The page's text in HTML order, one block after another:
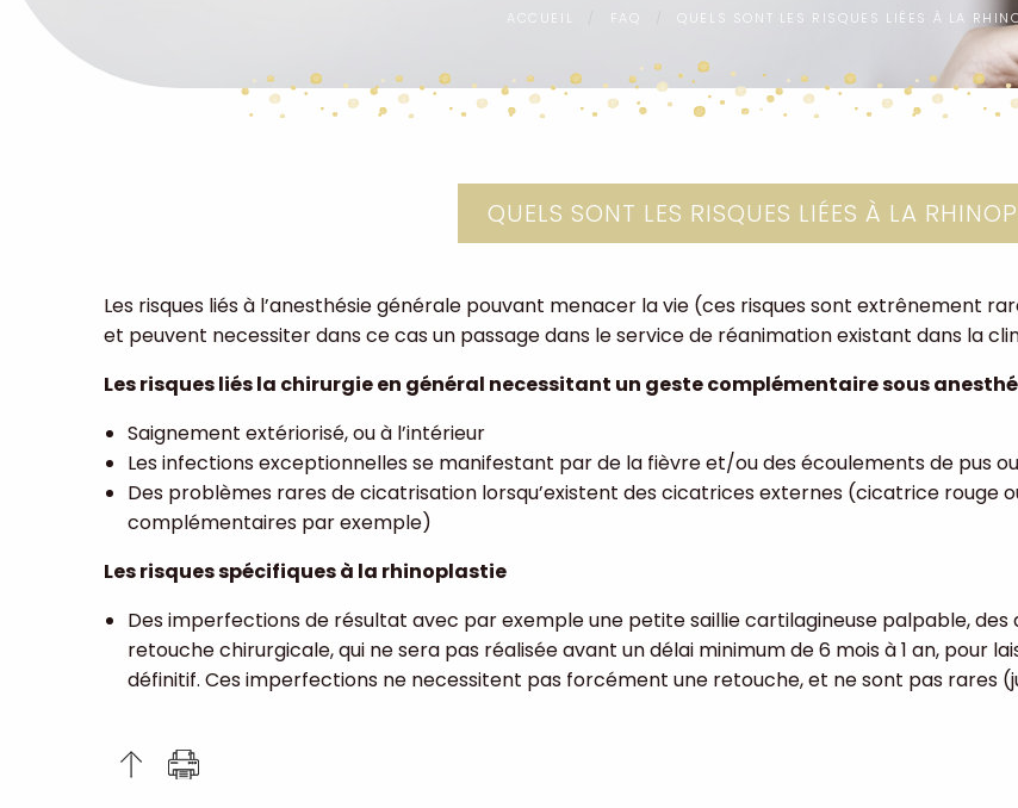
ACCUEIL FAQ QUELS SONT LES RISQUES LIÉES À LA
QUELS SONT LES RISQUES LIÉES À LA
Les risques liés à l’anesthésie générale pouvant menacer la vie (ces risques sont extrênement
et peuvent necessiter dans ce cas un passage dans le service de réanimation existant dans la
Les risques liés la chirurgie en général necessitant un geste complémentaire sous
Saignement extériorisé, ou à l’intérieur
Les infections exceptionnelles se manifestant par de la fièvre et/ou des écoulements de pus
Des problèmes rares de cicatrisation lorsqu’existent des cicatrices externes (cicatrice rouge
complémentaires par exemple)
Les risques spécifiques à la rhinoplastie
Des imperfections de résultat avec par exemple une petite saillie cartilagineuse palpable,
retouche chirurgicale, qui ne sera pas réalisée avant un délai minimum de 6 mois à 1 an, pour
définitif. Ces imperfections ne necessitent pas forcément une retouche, et ne sont pas rares